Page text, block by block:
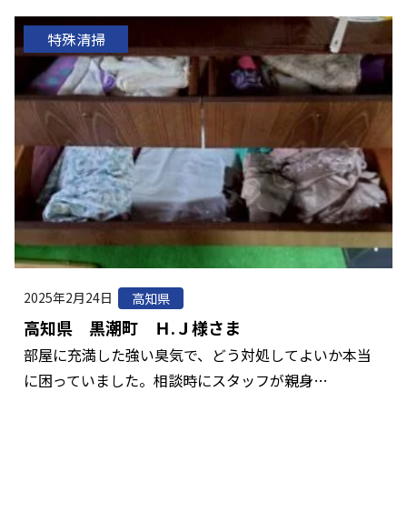
特殊清掃
2025年2月24日 高知県
高知県 黒潮町 Ｈ.Ｊ様さま
部屋に充満した強い臭気で、どう対処してよいか本当
に困っていました。相談時にスタッフが親身…